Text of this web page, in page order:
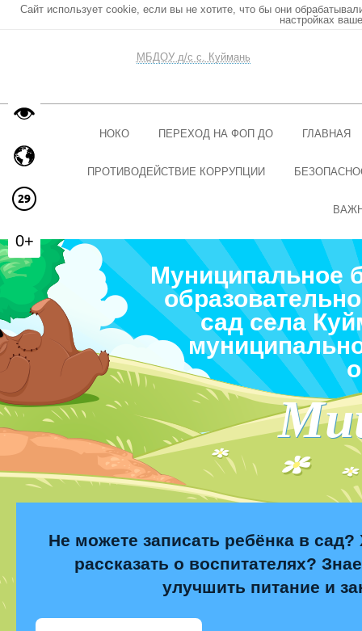
Сайт использует cookie, если вы не хотите, что бы они
настройках
МБДОУ д/с с. Куймань
НОКО ПЕРЕХОД НА ФОП ДО ГЛАВНАЯ
ПРОТИВОДЕЙСТВИЕ КОРРУПЦИИ
Муниципальное
сад села
Не можете записать ребёнка в сад?
рассказать о воспитателях?
улучшить питание и
0+